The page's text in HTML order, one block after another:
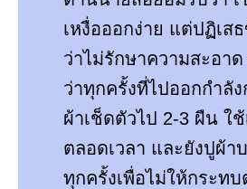
เหงื่อออกง่าย แต่ปฏิเส
ว่าไม่รักษาความสะอา
ว่าทุกครั้งที่ไปออกกำลั
ผ้าเช็ดตัวไป 2-3 ผืน ใช้
ตลอดเวลา และยังปูผ้
ทุกครั้งเพื่อไม่ให้กระท